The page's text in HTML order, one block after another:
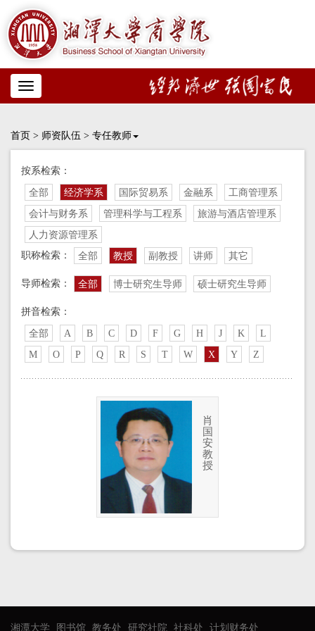
Toggle
navigation
首页 > 师资队伍 > 专任教师
按系检索：
全部 经济学系 国际贸易系 金融系
工商管理系
会计与财务系
管理科学与工程系
旅游与酒店管理系
人力资源管理系
职称检索：
全部 教授 副教授 讲师 其它
导师检索： 全部 博士研究生导师 硕士研究生导师
拼音检索：
全部 A B C D F G H J K
L
M
O P Q R S T W X Y Z
肖
国
安
教
授
湘潭大学 图书馆 教务处 研究社院 社科处 计划财务处